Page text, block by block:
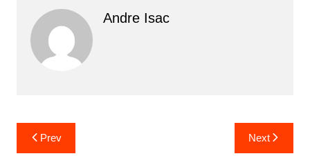
Andre Isac
Prev Next